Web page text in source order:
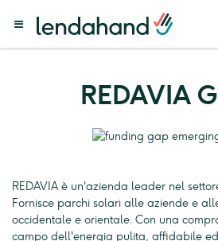
REDAVIA
REDAVIA è un'azienda leader nel
Fornisce parchi solari alle aziende e
occidentale e orientale. Con una
campo dell'energia pulita, affidabile